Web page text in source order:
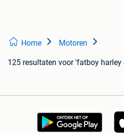
Home Motoren
125 resultaten voor 'fatboy harley